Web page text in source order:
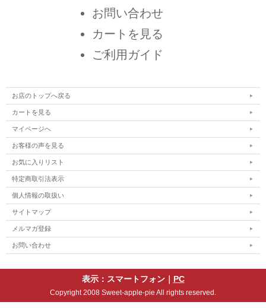
お問い合わせ
カートを見る
ご利用ガイド
お店のトップへ戻る
カートを見る
マイページへ
お客様の声を見る
お気に入りリスト
特定商取引法表示
個人情報の取扱い
サイトマップ
メルマガ登録
お問い合わせ
表示：スマートフォン｜ PC
Copyright 2008 Sweet-apple-pie All rights reserved.